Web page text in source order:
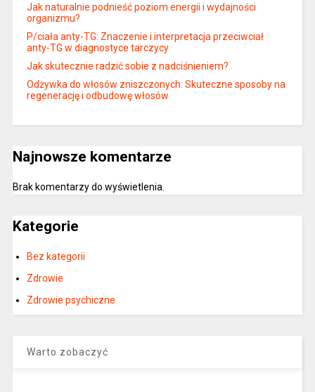
Jak naturalnie podnieść poziom energii i wydajności
organizmu?
P/ciała anty-TG: Znaczenie i interpretacja przeciwciał
anty-TG w diagnostyce tarczycy
Jak skutecznie radzić sobie z nadciśnieniem?
Odżywka do włosów zniszczonych: Skuteczne sposoby na
regenerację i odbudowę włosów
Najnowsze komentarze
Brak komentarzy do wyświetlenia.
Kategorie
Bez kategorii
Zdrowie
Zdrowie psychiczne
Warto zobaczyć